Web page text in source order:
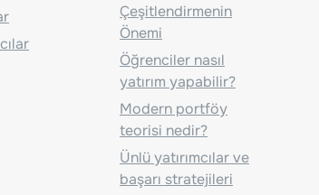
Çeşitlendirmenin
Önemi
Öğrenciler nasıl
yatırım yapabilir?
Modern portföy
teorisi nedir?
Ünlü yatırımcılar ve
başarı stratejileri